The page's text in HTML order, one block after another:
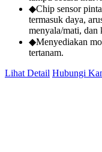
◆Chip sensor
termasuk daya,
menyala/mati, dan
◆Menyediakan
tertanam.
Lihat Detail Hubungi